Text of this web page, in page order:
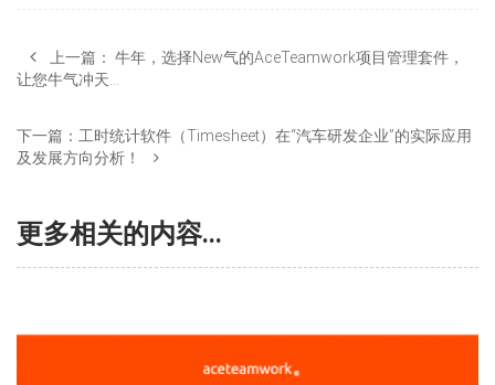
上一篇： 牛年，选择New气的AceTeamwork项目管理套件，
让您牛气冲天…
下一篇： 工时统计软件（Timesheet）在“汽车研发企业”的实际应用
及发展方向分析！
更多相关的内容...